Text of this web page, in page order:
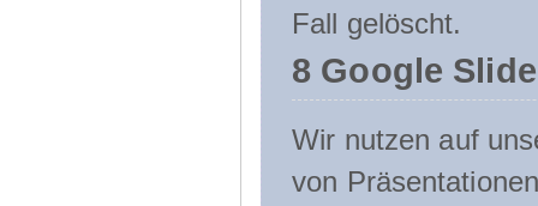
Fall gelöscht.
8 Google
Wir nutzen auf
von